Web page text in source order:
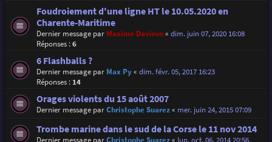
Foudroiement d'une ligne HT le 10.05.2020 en
Charente-Maritime
Dernier message par Maxime Daviron« dim. juin 07, 2020 16:08
Réponses :6
6 Flashballs ?
Dernier message par Max Py« dim. févr. 05, 2017 16:23
Réponses : 14
Orages violents du 15 août 2007
Dernier message parChristophe Suarez« mer. juin 24, 2015 07:09
Trombe marine dans le sud de la Corse le 11 nov 2014
Dernier message parChristophe Suarez« lun. oct. 06, 2014 20:56